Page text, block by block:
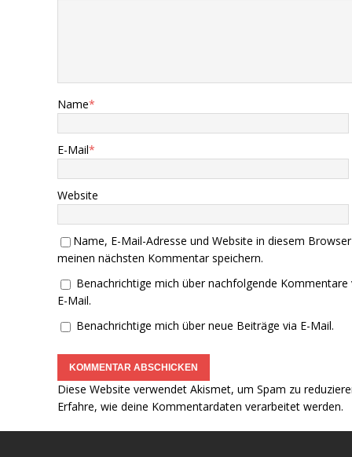
Name*
E-Mail*
Website
Name, E-Mail-Adresse und Website in diesem
meinen nächsten Kommentar speichern.
Benachrichtige mich über nachfolgende Kommentare
E-Mail.
Benachrichtige mich über neue Beiträge via E-Mail.
Diese Website verwendet Akismet, um Spam zu
Erfahre, wie deine Kommentardaten verarbeitet werden.